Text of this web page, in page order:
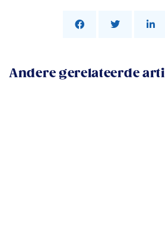
Andere gerelateerde